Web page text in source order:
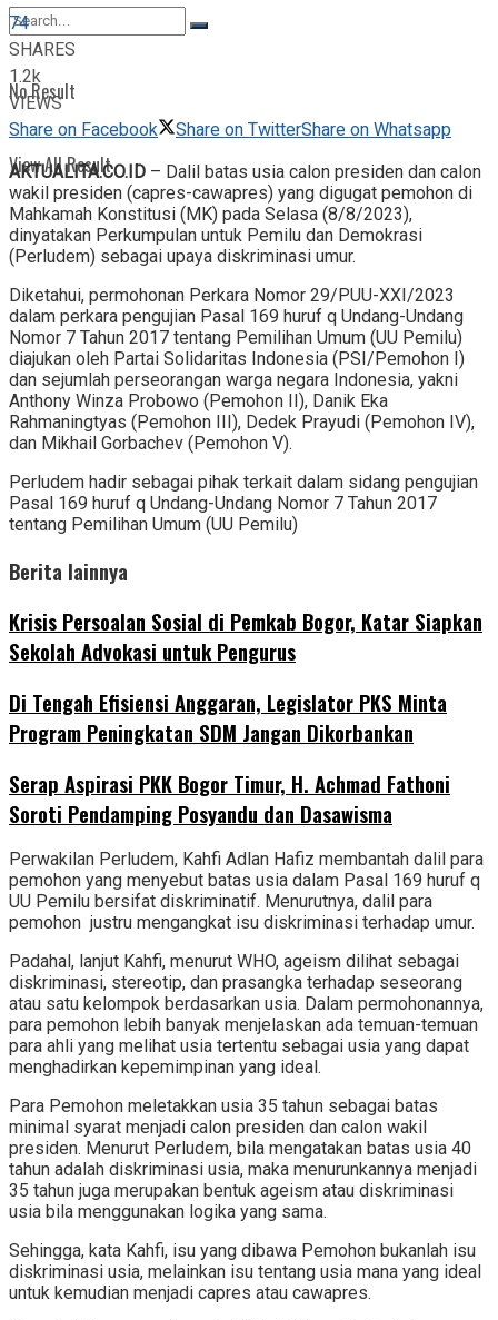
View All Result
No Result
View All Result
74
SHARES
1.2k
VIEWS
Share on Facebook
Share on TwitterShare on Whatsapp
AKTUALITA.CO.ID – Dalil batas usia calon presiden dan calon
wakil presiden (capres-cawapres) yang digugat pemohon di
Mahkamah Konstitusi (MK) pada Selasa (8/8/2023),
dinyatakan Perkumpulan untuk Pemilu dan Demokrasi
(Perludem) sebagai upaya diskriminasi umur.
Diketahui, permohonan Perkara Nomor 29/PUU-XXI/2023
dalam perkara pengujian Pasal 169 huruf q Undang-Undang
Nomor 7 Tahun 2017 tentang Pemilihan Umum (UU Pemilu)
diajukan oleh Partai Solidaritas Indonesia (PSI/Pemohon I)
dan sejumlah perseorangan warga negara Indonesia, yakni
Anthony Winza Probowo (Pemohon II), Danik Eka
Rahmaningtyas (Pemohon III), Dedek Prayudi (Pemohon IV),
dan Mikhail Gorbachev (Pemohon V).
Perludem hadir sebagai pihak terkait dalam sidang pengujian
Pasal 169 huruf q Undang-Undang Nomor 7 Tahun 2017
tentang Pemilihan Umum (UU Pemilu)
Berita lainnya
Krisis Persoalan Sosial di Pemkab Bogor, Katar Siapkan
Sekolah Advokasi untuk Pengurus
Di Tengah Efisiensi Anggaran, Legislator PKS Minta
Program Peningkatan SDM Jangan Dikorbankan
Serap Aspirasi PKK Bogor Timur, H. Achmad Fathoni
Soroti Pendamping Posyandu dan Dasawisma
Perwakilan Perludem, Kahfi Adlan Hafiz membantah dalil para
pemohon yang menyebut batas usia dalam Pasal 169 huruf q
UU Pemilu bersifat diskriminatif. Menurutnya, dalil para
pemohon justru mengangkat isu diskriminasi terhadap umur.
Padahal, lanjut Kahfi, menurut WHO, ageism dilihat sebagai
diskriminasi, stereotip, dan prasangka terhadap seseorang
atau satu kelompok berdasarkan usia. Dalam permohonannya,
para pemohon lebih banyak menjelaskan ada temuan-temuan
para ahli yang melihat usia tertentu sebagai usia yang dapat
menghadirkan kepemimpinan yang ideal.
Para Pemohon meletakkan usia 35 tahun sebagai batas
minimal syarat menjadi calon presiden dan calon wakil
presiden. Menurut Perludem, bila mengatakan batas usia 40
tahun adalah diskriminasi usia, maka menurunkannya menjadi
35 tahun juga merupakan bentuk ageism atau diskriminasi
usia bila menggunakan logika yang sama.
Sehingga, kata Kahfi, isu yang dibawa Pemohon bukanlah isu
diskriminasi usia, melainkan isu tentang usia mana yang ideal
untuk kemudian menjadi capres atau cawapres.